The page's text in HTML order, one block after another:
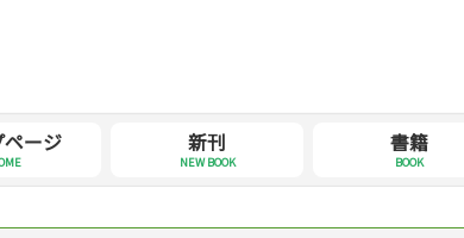
ページ 新刊
NEW BOOK
書籍
BOOK